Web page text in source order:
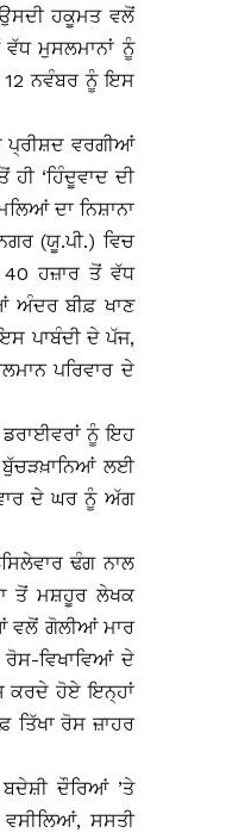
ਹਕੂਮਤ ਵਲੋਂ
ਮੁਸਲਮਾਨਾਂ ਨੂੰ
12 ਨਵੰਬਰ ਨੂੰ ਇਸ
ਪ੍ਰੀਸ਼ਦ ਵਰਗੀਆਂ
‘ਹਿੰਦੂਵਾਦ ਦੀ
ਦਾ ਨਿਸ਼ਾਨਾ
(ਯੂ.ਪੀ.) ਵਿਚ
40 ਹਜ਼ਾਰ ਤੋਂ ਵੱਧ
ਅੰਦਰ ਬੀਫ਼ ਖਾਣ
ਪਾਬੰਦੀ ਦੇ ਪੱਜ,
ਪਰਿਵਾਰ ਦੇ
ਡਰਾਈਵਰਾਂ ਨੂੰ ਇਹ
ਬੁੱਚੜਖ਼ਾਨਿਆਂ ਲਈ
ਦੇ ਘਰ ਨੂੰ ਅੱਗ
ਢੰਗ ਨਾਲ
ਤੋਂ ਮਸ਼ਹੂਰ ਲੇਖਕ
ਵਲੋਂ ਗੋਲੀਆਂ ਮਾਰ
ਵਿਖਾਵਿਆਂ ਦੇ
ਕਰਦੇ ਹੋਏ ਇਨ੍ਹਾਂ
ਤਿੱਖਾ ਰੋਸ ਜ਼ਾਹਰ
ਦੌਰਿਆਂ ’ਤੇ
ਸਸਤੀ